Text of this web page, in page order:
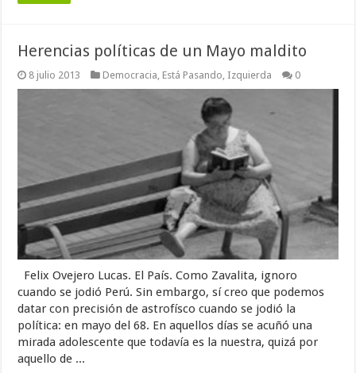
Herencias políticas de un Mayo maldito
8 julio 2013 Democracia, Está Pasando, Izquierda 0
Felix Ovejero Lucas. El País. Como Zavalita, ignoro
cuando se jodió Perú. Sin embargo, sí creo que podemos
datar con precisión de astrofísco cuando se jodió la
política: en mayo del 68. En aquellos días se acuñó una
mirada adolescente que todavía es la nuestra, quizá por
aquello de ...